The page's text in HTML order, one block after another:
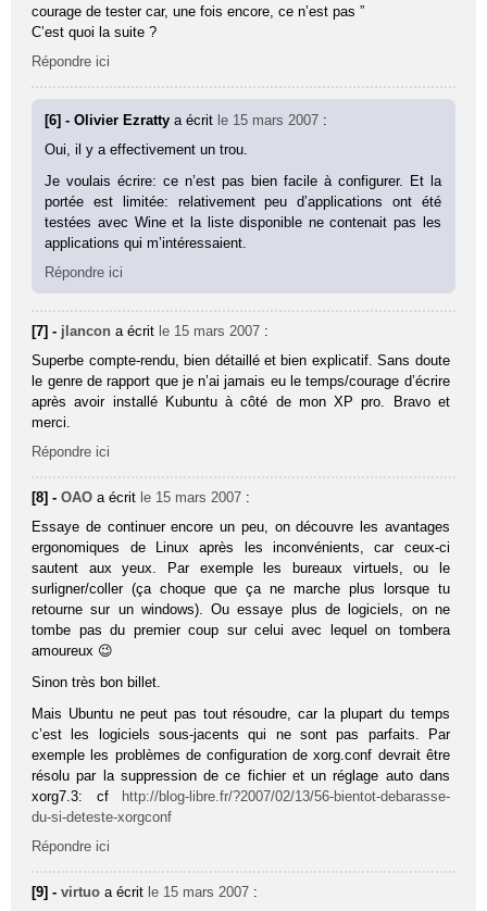
courage de tester car, une fois encore, ce n’est pas ”
C’est quoi la suite ?
Répondre ici
[6] - Olivier Ezrattya écrit le 15 mars 2007 :
Oui, il y a effectivement un trou.
Je voulais écrire: ce n’est pas bien facile à configurer. Et la
portée est limitée: relativement peu d’applications ont été
testées avec Wine et la liste disponible ne contenait pas les
applications qui m’intéressaient.
Répondre ici
[7] - jlancon a écrit le 15 mars 2007 :
Superbe compte-rendu, bien détaillé et bien explicatif. Sans doute
le genre de rapport que je n’ai jamais eu le temps/courage d’écrire
après avoir installé Kubuntu à côté de mon XP pro. Bravo et
merci.
Répondre ici
[8] -OAO a écrit le 15 mars 2007 :
Essaye de continuer encore un peu, on découvre les avantages
ergonomiques de Linux après les inconvénients, car ceux-ci
sautent aux yeux. Par exemple les bureaux virtuels, ou le
surligner/coller (ça choque que ça ne marche plus lorsque tu
retourne sur un windows). Ou essaye plus de logiciels, on ne
tombe pas du premier coup sur celui avec lequel on tombera
amoureux 😉
Sinon très bon billet.
Mais Ubuntu ne peut pas tout résoudre, car la plupart du temps
c’est les logiciels sous-jacents qui ne sont pas parfaits. Par
exemple les problèmes de configuration de xorg.conf devrait être
résolu par la suppression de ce fichier et un réglage auto dans
xorg7.3: cf
http://blog-libre.fr/?2007/02/13/56-bientot-debarasse-
du-si-deteste-xorgconf
Répondre ici
[9] -virtuo a écrit le 15 mars 2007 :